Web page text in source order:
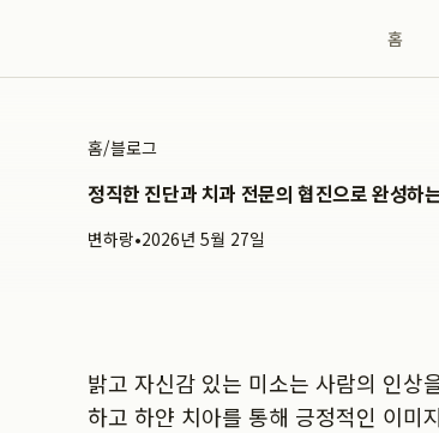
홈
홈/블로그
정직한 진단과 치과 전문의 협진으로 완성
변하랑•2026년 5월 27일
밝고 자신감 있는 미소는 사람의 인상
하고 하얀 치아를 통해 긍정적인 이미